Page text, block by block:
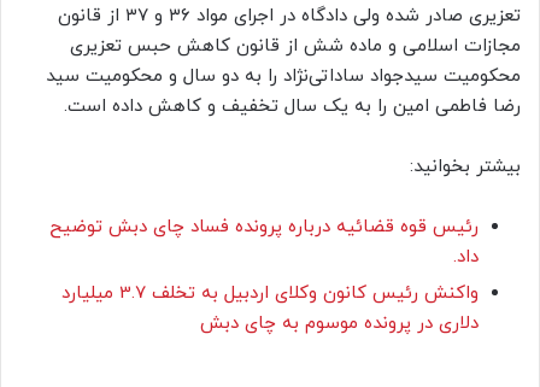
تعزیری صادر شده ولی دادگاه در اجرای مواد ۳۶ و ۳۷ از قانون
مجازات اسلامی و ماده شش از قانون کاهش حبس تعزیری
محکومیت سیدجواد ساداتی‌نژاد را به دو سال و محکومیت سید
رضا فاطمی امین را به یک سال تخفیف و کاهش داده است.
بیشتر بخوانید:
رئیس قوه قضائیه درباره پرونده فساد چای دبش توضیح
داد.
واکنش رئیس کانون وکلای اردبیل به تخلف 3.7 میلیارد
دلاری در پرونده موسوم به چای دبش